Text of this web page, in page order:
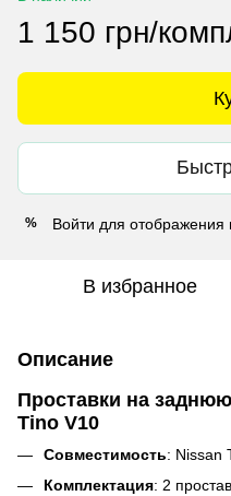
1 150 грн/
% Войти для отображения
В избранное
Описание
Проставки на
Tino V10
Совместимость: Nissan
Комплектация: 2